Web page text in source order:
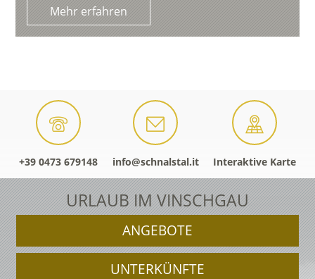
Mehr erfahren
+39 0473 679148 info@schnalstal.it Interaktive Karte
URLAUB IM VINSCHGAU
ANGEBOTE
UNTERKÜNFTE